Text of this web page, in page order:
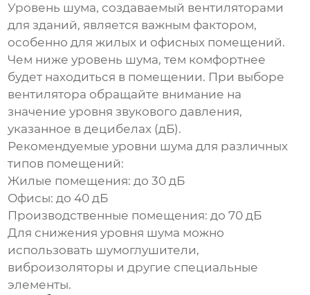
Уровень шума, создаваемый вентиляторами
для зданий, является важным фактором,
особенно для жилых и офисных помещений.
Чем ниже уровень шума, тем комфортнее
будет находиться в помещении. При выборе
вентилятора обращайте внимание на
значение уровня звукового давления,
указанное в децибелах (дБ).
Рекомендуемые уровни шума для различных
типов помещений:
Жилые помещения: до 30 дБ
Офисы: до 40 дБ
Производственные помещения: до 70 дБ
Для снижения уровня шума можно
использовать шумоглушители,
виброизоляторы и другие специальные
элементы.